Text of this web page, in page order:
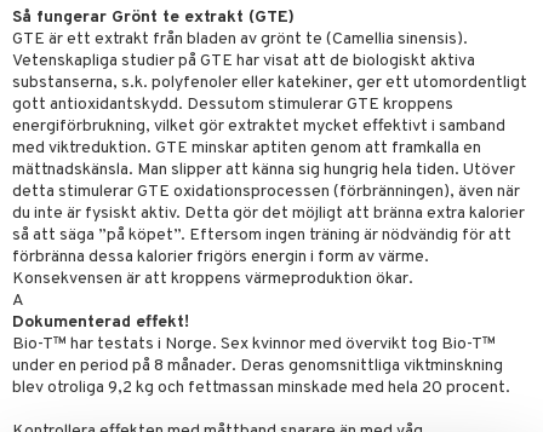
Så fungerar Grönt te extrakt (GTE)
GTE är ett extrakt från bladen av grönt te (Camellia sinensis).
Vetenskapliga studier på GTE har visat att de biologiskt aktiva
substanserna, s.k. polyfenoler eller katekiner, ger ett utomordentligt
gott antioxidantskydd. Dessutom stimulerar GTE kroppens
energiförbrukning, vilket gör extraktet mycket effektivt i samband
med viktreduktion. GTE minskar aptiten genom att framkalla en
mättnadskänsla. Man slipper att känna sig hungrig hela tiden. Utöver
detta stimulerar GTE oxidationsprocessen (förbränningen), även när
du inte är fysiskt aktiv. Detta gör det möjligt att bränna extra kalorier
så att säga ”på köpet”. Eftersom ingen träning är nödvändig för att
förbränna dessa kalorier frigörs energin i form av värme.
Konsekvensen är att kroppens värmeproduktion ökar.
A
Dokumenterad effekt!
Bio-T™ har testats i Norge. Sex kvinnor med övervikt tog Bio-T™
under en period på 8 månader. Deras genomsnittliga viktminskning
blev otroliga 9,2 kg och fettmassan minskade med hela 20 procent.